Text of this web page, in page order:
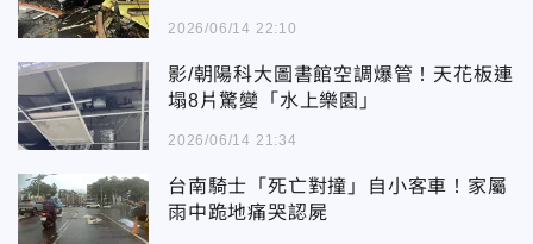
2026/06/14 22:10
影/朝陽科大圖書館空調爆管！天花板連
塌8片驚變「水上樂園」
2026/06/14 21:34
台南騎士「死亡對撞」自小客車！家屬
雨中跪地痛哭認屍